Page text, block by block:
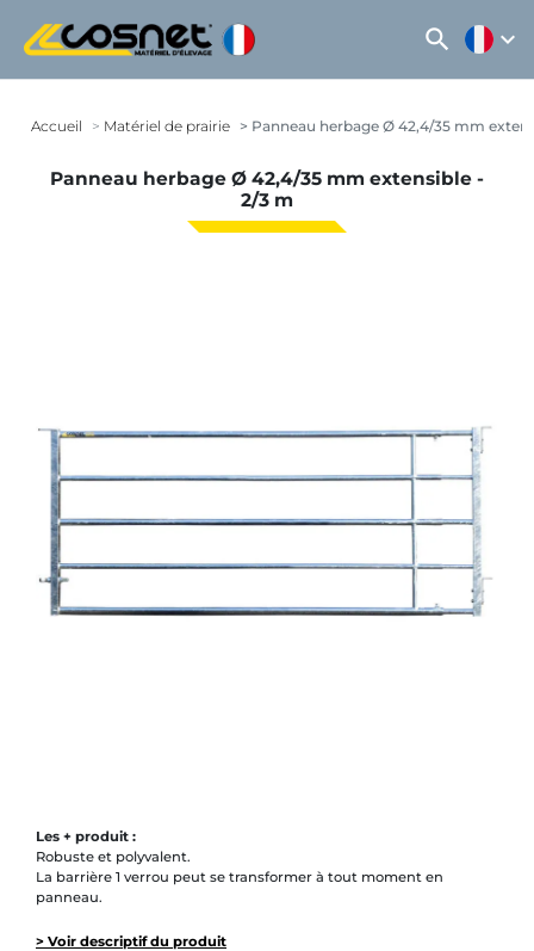
search expand_more
Accueil Matériel de prairie Panneau herbage Ø 42,4/35 mm
Panneau herbage Ø 42,4/35 mm extensible -
2/3 m
Les + produit :
Robuste et polyvalent.
La barrière 1 verrou peut se transformer à tout moment en
panneau.
> Voir descriptif du produit